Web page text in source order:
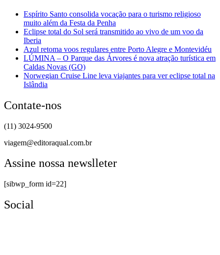
Espírito Santo consolida vocação para o turismo religioso
muito além da Festa da Penha
Eclipse total do Sol será transmitido ao vivo de um voo da
Iberia
Azul retoma voos regulares entre Porto Alegre e Montevidéu
LÚMINA – O Parque das Árvores é nova atração turística em
Caldas Novas (GO)
Norwegian Cruise Line leva viajantes para ver eclipse total na
Islândia
Contate-nos
(11) 3024-9500
viagem@editoraqual.com.br
Assine nossa newslleter
[sibwp_form id=22]
Social